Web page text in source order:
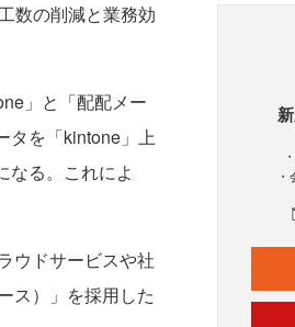
数の削減と業務効
」と「配配メー
タを「kintone」上
なる。これによ
ウドサービスや社
ス）」を採用した